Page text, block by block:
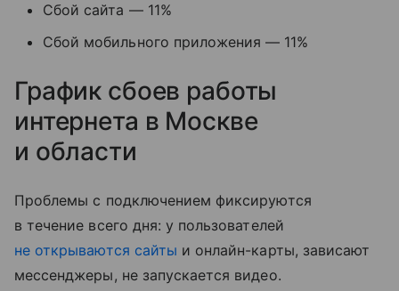
Сбой сайта — 11%
Сбой мобильного приложения — 11%
График сбоев работы
интернета в Москве
и области
Проблемы с подключением фиксируются
в течение всего дня: у пользователей
не открываются сайты и онлайн-карты, зависают
мессенджеры, не запускается видео.